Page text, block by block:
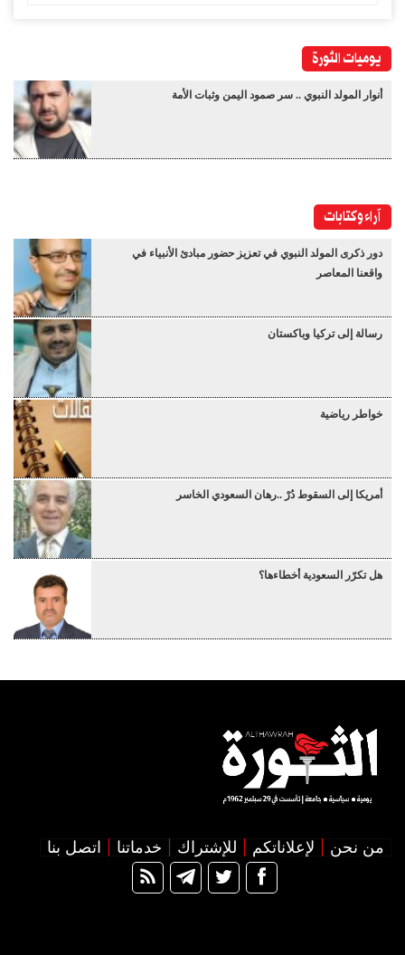
يوميات الثورة
أنوار المولد النبوي .. سر صمود اليمن وثبات الأمة
آراء وكتابات
دور ذكرى المولد النبوي في تعزيز حضور مبادئ الأنبياء في
واقعنا المعاصر
رسالة إلى تركيا وباكستان
خواطر رياضية
أمريكا إلى السقوط دُرْ ..رهان السعودي الخاسر
هل تكرّر السعودية أخطاءها؟
من نحن لإعلاناتكم للإشتراك خدماتنا اتصل بنا